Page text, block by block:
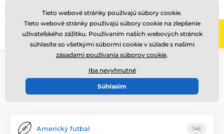
Zavolajte nám (Po-Pi 8-17) +421220255160
Ocenenia podľa témy, strana
395
Americký futbal 146
Tieto webové stránky používajú súbory cookie.
Tieto webové stránky používajú súbory cookie na zlepšenie
užívateľského zážitku. Používaním našich webových stránok
súhlasíte so všetkými súbormi cookie v súlade s našimi
zásadami používania súborov cookie.
Iba nevyhnutné
Súhlasím